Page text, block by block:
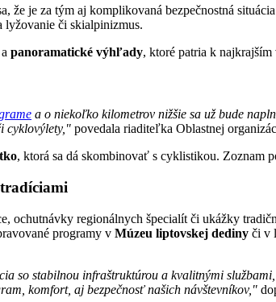
že je za tým aj komplikovaná bezpečnostná
lyžovanie či skialpinizmus.
panoramatické výhľady, ktoré patria k najkrajším
a o niekoľko kilometrov nižšie sa už bude
cyklovýlety," povedala riaditeľka Oblastnej
, ktorá sa dá skombinovať s cyklistikou. Zoznam
ochutnávky regionálnych špecialít či ukážky
programy v Múzeu liptovskej dediny či v
so stabilnou infraštruktúrou a kvalitnými
komfort, aj bezpečnosť našich návštevníkov,"